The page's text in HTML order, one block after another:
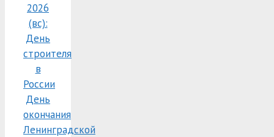
2026
(вс):
День
строителя
в
России
День
окончания
Ленинградской